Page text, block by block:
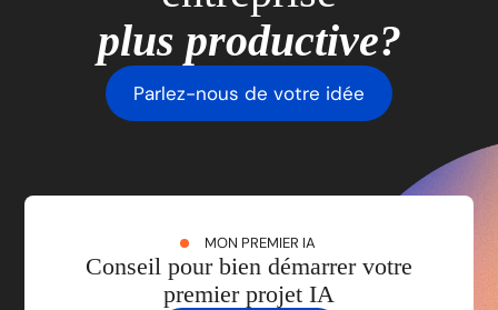
plus productive?
Parlez-nous de votre idée
MON PREMIER IA
Conseil pour bien démarrer votre
premier projet IA